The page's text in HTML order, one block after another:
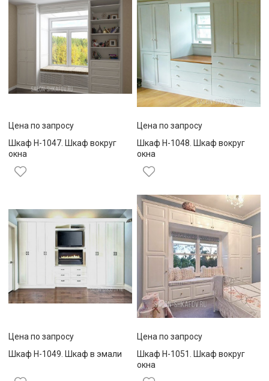
Цена по запросу
Шкаф Н-1047. Шкаф вокруг
окна
Цена по запросу
Шкаф Н-1048. Шкаф вокруг
окна
Цена по запросу
Шкаф Н-1049. Шкаф в эмали
Цена по запросу
Шкаф Н-1051. Шкаф вокруг
окна